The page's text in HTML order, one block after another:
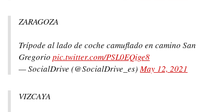
ZARAGOZA
Trípode al lado de coche camuflado en camino San
Gregorio pic.twitter.com/PSL0EQige8
— SocialDrive (@SocialDrive_es)May 12, 2021
VIZCAYA